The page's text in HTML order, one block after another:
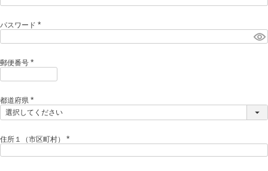
必
パスワード
必
郵便番号
必
)
都道府県
(
必
住所１（市区町村）
必